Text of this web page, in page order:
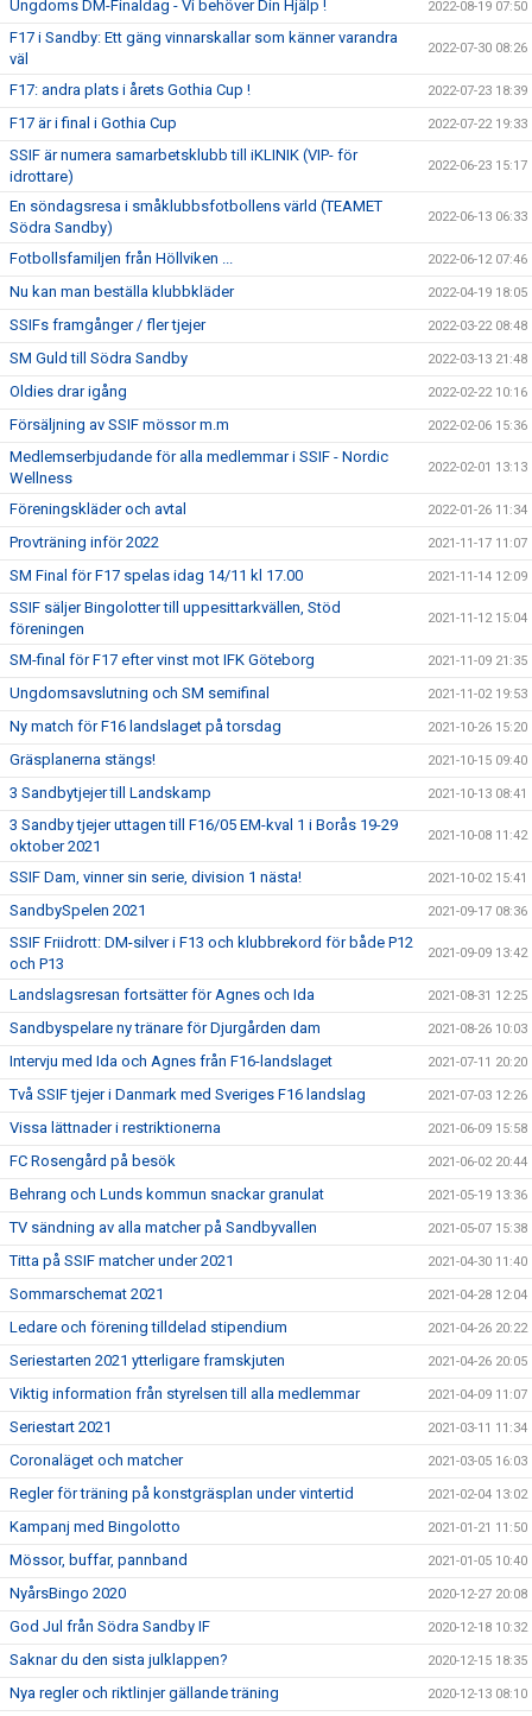
Ungdoms DM-Finaldag - Vi behöver Din Hjälp ! 2022-08-19 07:50
F17 i Sandby: Ett gäng vinnarskallar som känner varandra
väl
2022-07-30 08:26
F17: andra plats i årets Gothia Cup ! 2022-07-23 18:39
F17 är i final i Gothia Cup 2022-07-22 19:33
SSIF är numera samarbetsklubb till iKLINIK (VIP- för
idrottare)
2022-06-23 15:17
En söndagsresa i småklubbsfotbollens värld (TEAMET
Södra Sandby)
2022-06-13 06:33
Fotbollsfamiljen från Höllviken ... 2022-06-12 07:46
Nu kan man beställa klubbkläder 2022-04-19 18:05
SSIFs framgånger / fler tjejer 2022-03-22 08:48
SM Guld till Södra Sandby 2022-03-13 21:48
Oldies drar igång 2022-02-22 10:16
Försäljning av SSIF mössor m.m 2022-02-06 15:36
Medlemserbjudande för alla medlemmar i SSIF - Nordic
Wellness
2022-02-01 13:13
Föreningskläder och avtal 2022-01-26 11:34
Provträning inför 2022 2021-11-17 11:07
SM Final för F17 spelas idag 14/11 kl 17.00 2021-11-14 12:09
SSIF säljer Bingolotter till uppesittarkvällen, Stöd
föreningen
2021-11-12 15:04
SM-final för F17 efter vinst mot IFK Göteborg 2021-11-09 21:35
Ungdomsavslutning och SM semifinal 2021-11-02 19:53
Ny match för F16 landslaget på torsdag 2021-10-26 15:20
Gräsplanerna stängs! 2021-10-15 09:40
3 Sandbytjejer till Landskamp 2021-10-13 08:41
3 Sandby tjejer uttagen till F16/05 EM-kval 1 i Borås 19-29
oktober 2021
2021-10-08 11:42
SSIF Dam, vinner sin serie, division 1 nästa! 2021-10-02 15:41
SandbySpelen 2021 2021-09-17 08:36
SSIF Friidrott: DM-silver i F13 och klubbrekord för både P12
och P13
2021-09-09 13:42
Landslagsresan fortsätter för Agnes och Ida 2021-08-31 12:25
Sandbyspelare ny tränare för Djurgården dam 2021-08-26 10:03
Intervju med Ida och Agnes från F16-landslaget 2021-07-11 20:20
Två SSIF tjejer i Danmark med Sveriges F16 landslag 2021-07-03 12:26
Vissa lättnader i restriktionerna 2021-06-09 15:58
FC Rosengård på besök 2021-06-02 20:44
Behrang och Lunds kommun snackar granulat 2021-05-19 13:36
TV sändning av alla matcher på Sandbyvallen 2021-05-07 15:38
Titta på SSIF matcher under 2021 2021-04-30 11:40
Sommarschemat 2021 2021-04-28 12:04
Ledare och förening tilldelad stipendium 2021-04-26 20:22
Seriestarten 2021 ytterligare framskjuten 2021-04-26 20:05
Viktig information från styrelsen till alla medlemmar 2021-04-09 11:07
Seriestart 2021 2021-03-11 11:34
Coronaläget och matcher 2021-03-05 16:03
Regler för träning på konstgräsplan under vintertid 2021-02-04 13:02
Kampanj med Bingolotto 2021-01-21 11:50
Mössor, buffar, pannband 2021-01-05 10:40
NyårsBingo 2020 2020-12-27 20:08
God Jul från Södra Sandby IF 2020-12-18 10:32
Saknar du den sista julklappen? 2020-12-15 18:35
Nya regler och riktlinjer gällande träning 2020-12-13 08:10